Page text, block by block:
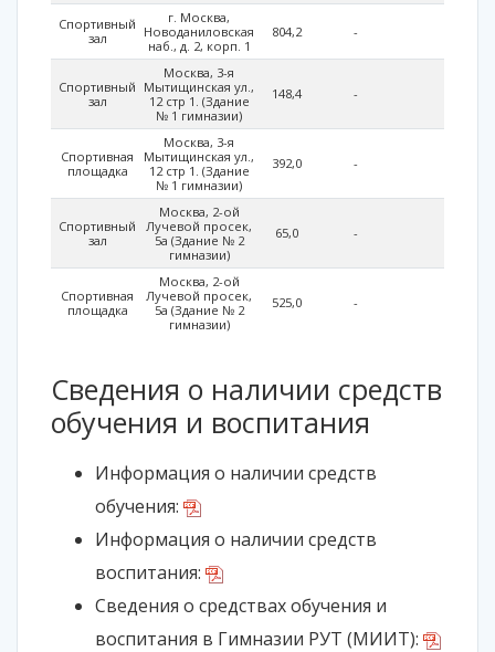
Спортивный
зал
г. Москва,
Новоданиловская
наб., д. 2, корп. 1
804,2 -
Спортивный
зал
Москва, 3-я
Мытищинская ул.,
12 стр 1. (Здание
№ 1 гимназии)
148,4 -
Спортивная
площадка
Москва, 3-я
Мытищинская ул.,
12 стр 1. (Здание
№ 1 гимназии)
392,0 -
Спортивный
зал
Москва, 2-ой
Лучевой просек,
5а (Здание № 2
гимназии)
65,0 -
Спортивная
площадка
Москва, 2-ой
Лучевой просек,
5а (Здание № 2
гимназии)
525,0 -
Cведения о наличии средств
обучения и воспитания
Информация о наличии средств
обучения:
Информация о наличии средств
воспитания:
Сведения о средствах обучения и
воспитания в Гимназии РУТ (МИИТ):